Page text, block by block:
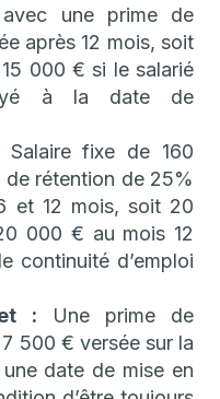
une prime de
après 12 mois, soit
000 € si le salarié
à la date de
Salaire fixe de 160
rétention de 25%
et 12 mois, soit 20
000 € au mois 12
continuité d’emploi
: Une prime de
500 € versée sur la
date de mise en